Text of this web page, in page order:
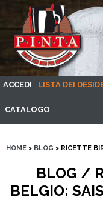
ACCEDI LISTA DEI
CATALOGO
HOME > BLOG > RICETTE
BLOG /
BELGIO: